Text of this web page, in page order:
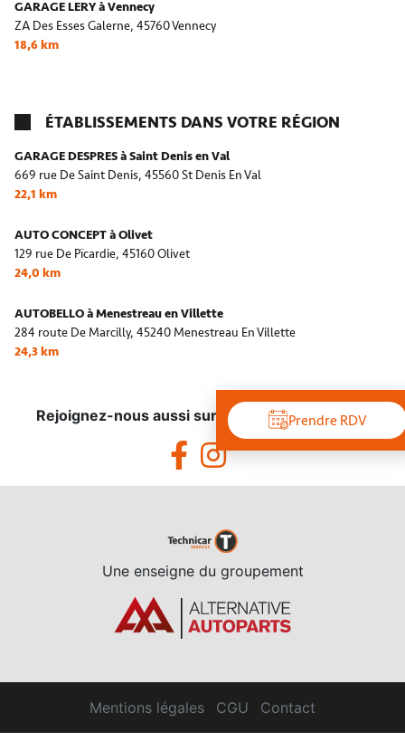
GARAGE LERY à Vennecy
ZA Des Esses Galerne, 45760 Vennecy
18,6 km
ÉTABLISSEMENTS DANS VOTRE RÉGION
GARAGE DESPRES à Saint Denis en Val
669 rue De Saint Denis, 45560 St Denis En Val
22,1 km
AUTO CONCEPT à Olivet
129 rue De Pïcardie, 45160 Olivet
24,0 km
AUTOBELLO à Menestreau en Villette
284 route De Marcilly, 45240 Menestreau En Villette
24,3 km
Prendre RDV
Rejoignez-nous aussi sur les réseaux sociaux !
Une enseigne du groupement
Mentions légales CGU Contact